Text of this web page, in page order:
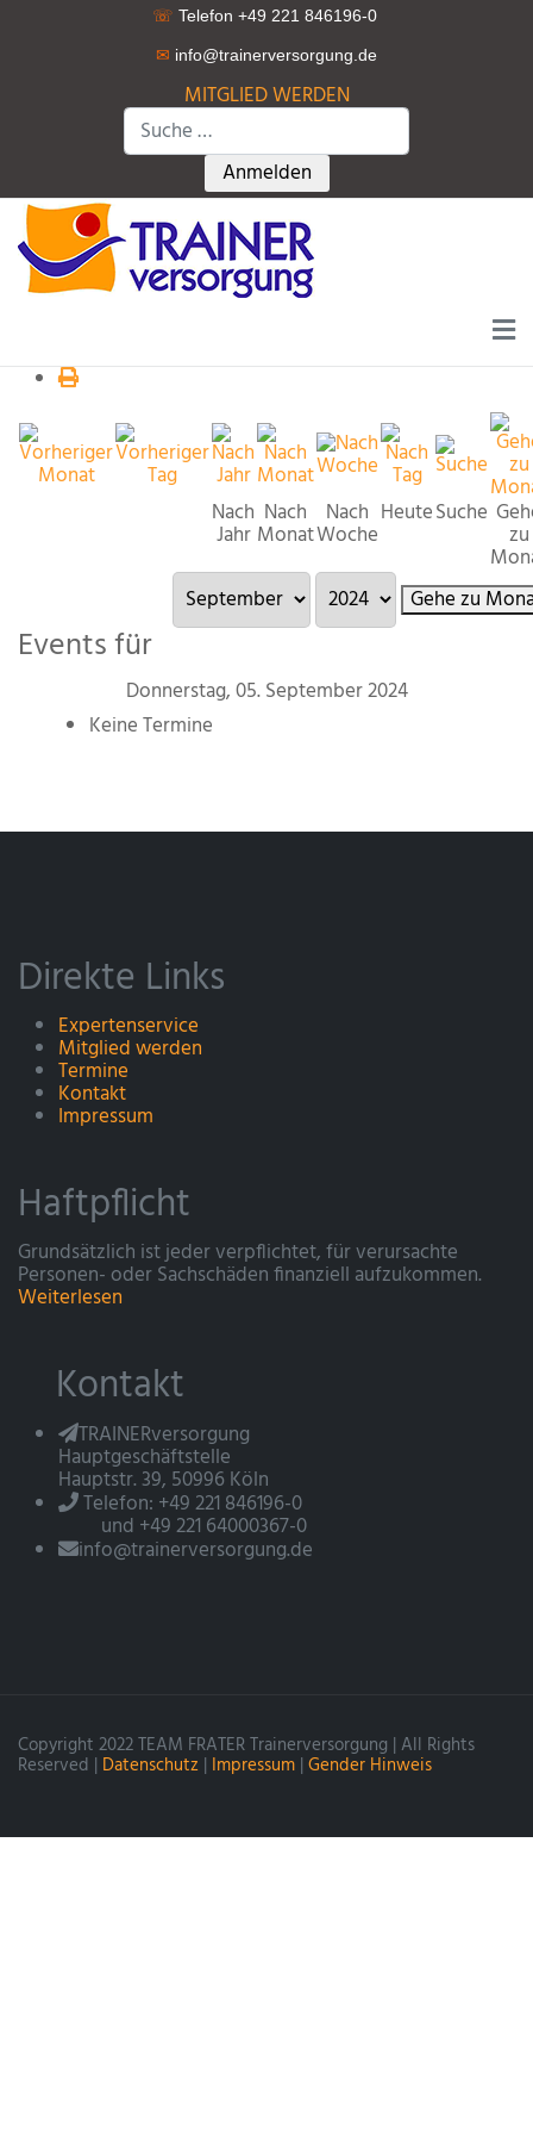
☏ Telefon +49 221 846196-0
✉ info@trainerversorgung.de
MITGLIED WERDEN
Suchen
Type 2 or more characters for
Anmelden
Nach
Jahr
Nach
Monat
Nach
Woche
HeuteSuche
zu
Gehe zu
Events für
Donnerstag, 05. September 2024
Keine Termine
Direkte Links
Expertenservice
Mitglied werden
Termine
Kontakt
Impressum
Haftpflicht
Grundsätzlich ist jeder verpflichtet, für verursachte
Personen- oder Sachschäden finanziell aufzukommen.
Weiterlesen
Kontakt
TRAINERversorgung
Hauptgeschäftstelle
Hauptstr. 39, 50996 Köln
Telefon: +49 221 846196-0
und +49 221 64000367-0
info@trainerversorgung.de
Copyright 2022 TEAM FRATER Trainerversorgung | All Rights
Reserved | Datenschutz | Impressum | Gender Hinweis